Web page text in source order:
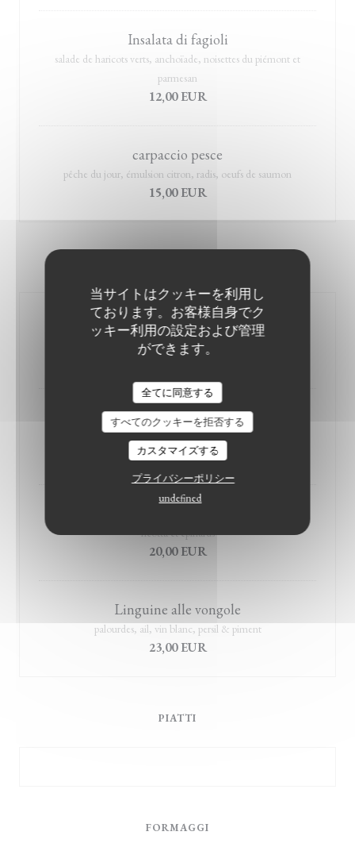
当サイトはクッキーを利用し
ております。お客様自身でク
ッキー利用の設定および管理
ができます。
全てに同意する
すべてのクッキーを拒否する
カスタマイズする
プライバシーポリシー
undefined
Insalata di fagioli
salade de haricots verts, anchoïade, noisettes du piémont et
parmesan
12,00 EUR
carpaccio pesce
pêche du jour, émulsion citron, radis, oeufs de saumon
15,00 EUR
Pasta alla norma
sauce tomate, aubergine et pecorino
20,00 EUR
Pasta polpo
poulpe confit, vin rouge, sauce tomate et tomates confites
24,00 EUR
ricotta et épinards
20,00 EUR
Linguine alle vongole
palourdes, ail, vin blanc, persil & piment
23,00 EUR
PIATTI
FORMAGGI